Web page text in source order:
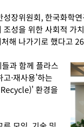
장위원회, 한국화학
조성을 위한 사회적 가
해 나가기로 했다고
과 함께 플라스
·재사용'하는
환경을